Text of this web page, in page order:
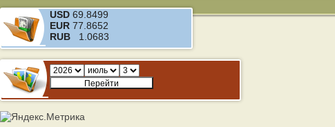
USD 69.8499
EUR 77.8652
RUB 1.0683